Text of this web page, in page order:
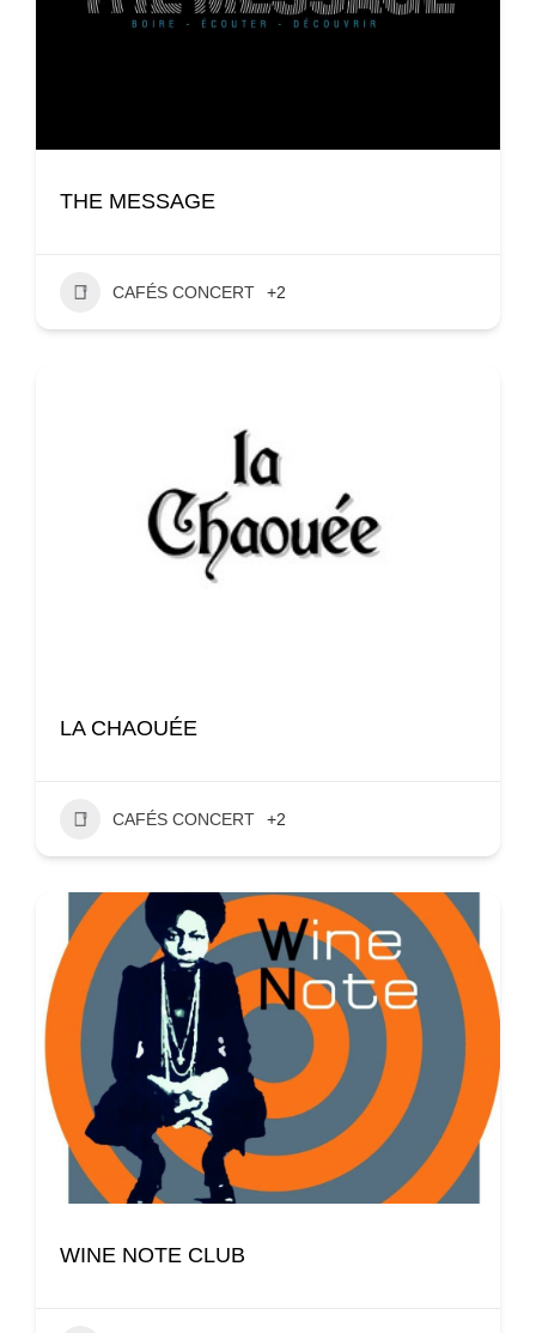
THE MESSAGE
CAFÉS CONCERT +2
LA CHAOUÉE
CAFÉS CONCERT +2
WINE NOTE CLUB